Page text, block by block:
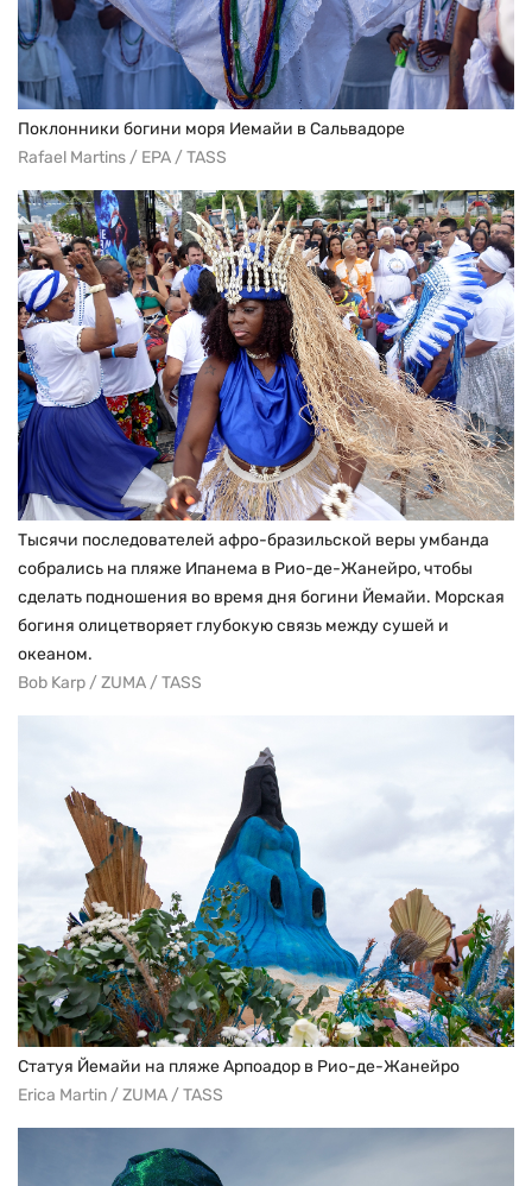
Поклонники богини моря Иемайи в Сальвадоре
Rafael Martins / EPA / TASS
Тысячи последователей афро-бразильской веры умбанда
собрались на пляже Ипанема в Рио-де-Жанейро, чтобы
сделать подношения во время дня богини Йемайи. Морская
богиня олицетворяет глубокую связь между сушей и
океаном.
Bob Karp / ZUMA / TASS
Статуя Йемайи на пляже Арпоадор в Рио-де-Жанейро
Erica Martin / ZUMA / TASS